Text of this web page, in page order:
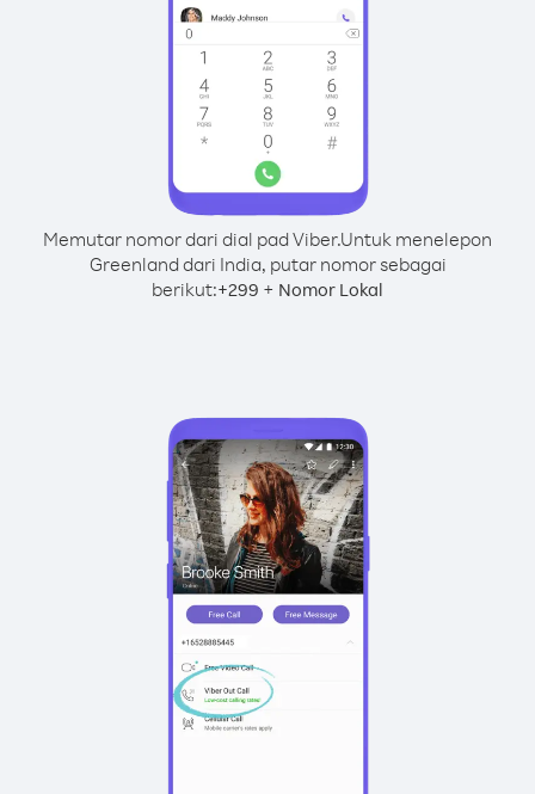
Memutar nomor dari dial pad Viber.Untuk menelepon
Greenland dari India, putar nomor sebagai
berikut:+299 + Nomor Lokal